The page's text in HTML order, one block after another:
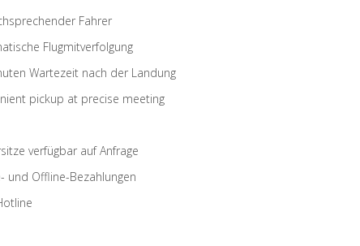
Fahrer
Flugmitverfolgung
Wartezeit nach der Landung
pickup at precise meeting
verfügbar auf Anfrage
und Offline-Bezahlungen